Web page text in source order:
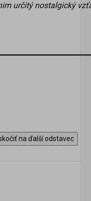
určitý nostalgický
na ďalší odstavec